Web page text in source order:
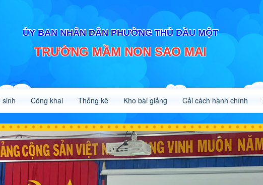
ỦY BAN NHÂN DÂN PHƯỜNG THỦ DẦU MỘT
TRƯỜNG MẦM NON SAO MAI
sinh Công khai Thống kê Kho bài giảng Cải cách hành chính